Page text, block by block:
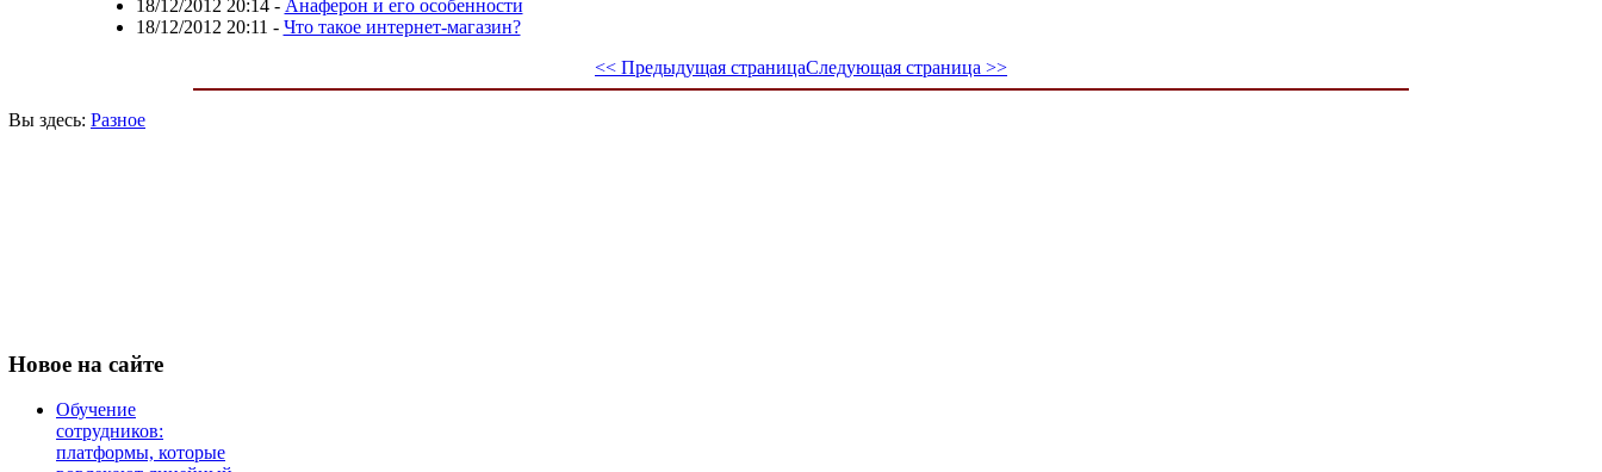
18/12/2012 20:14- Анаферон и его особенности
18/12/2012 20:11 - Что такое интернет-магазин?
<< Предыдущая страницаСледующая страница >>
Вы здесь: Разное
Новое на сайте
Обучение
сотрудников:
платформы, которые